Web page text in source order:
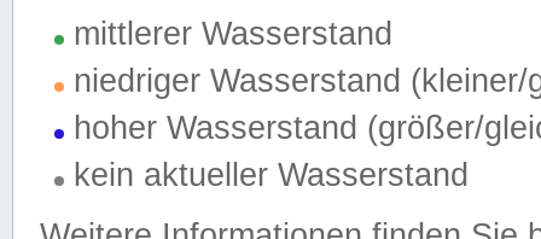
mittlerer Wasserstand
niedriger Wasserstand (kleiner/
hoher Wasserstand (größer/
kein aktueller Wasserstand